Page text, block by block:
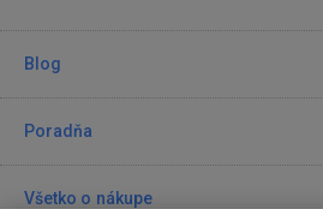
Blog
Poradňa
Všetko o nákupe